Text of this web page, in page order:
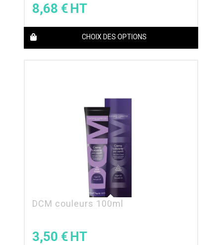
8,68 €
CHOIX DES OPTIONS
DCM couleurs 100ml
3,50 €